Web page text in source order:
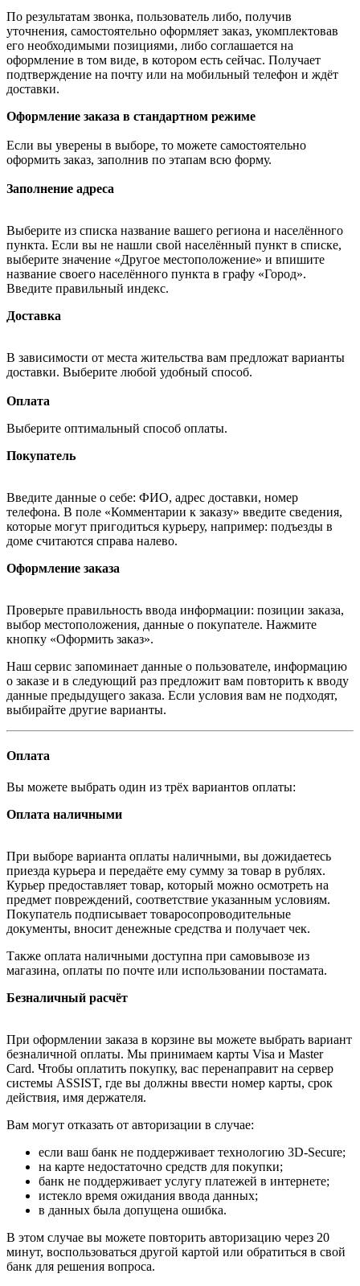
По результатам звонка, пользователь либо, получив
уточнения, самостоятельно оформляет заказ, укомплектовав
его необходимыми позициями, либо соглашается на
оформление в том виде, в котором есть сейчас. Получает
подтверждение на почту или на мобильный телефон и ждёт
доставки.
Оформление заказа в стандартном режиме
Если вы уверены в выборе, то можете самостоятельно
оформить заказ, заполнив по этапам всю форму.
Заполнение адреса
Выберите из списка название вашего региона и населённого
пункта. Если вы не нашли свой населённый пункт в списке,
выберите значение «Другое местоположение» и впишите
название своего населённого пункта в графу «Город».
Введите правильный индекс.
Доставка
В зависимости от места жительства вам предложат варианты
доставки. Выберите любой удобный способ.
Оплата
Выберите оптимальный способ оплаты.
Покупатель
Введите данные о себе: ФИО, адрес доставки, номер
телефона. В поле «Комментарии к заказу» введите сведения,
которые могут пригодиться курьеру, например: подъезды в
доме считаются справа налево.
Оформление заказа
Проверьте правильность ввода информации: позиции заказа,
выбор местоположения, данные о покупателе. Нажмите
кнопку «Оформить заказ».
Наш сервис запоминает данные о пользователе, информацию
о заказе и в следующий раз предложит вам повторить к вводу
данные предыдущего заказа. Если условия вам не подходят,
выбирайте другие варианты.
Оплата
Вы можете выбрать один из трёх вариантов оплаты:
Оплата наличными
При выборе варианта оплаты наличными, вы дожидаетесь
приезда курьера и передаёте ему сумму за товар в рублях.
Курьер предоставляет товар, который можно осмотреть на
предмет повреждений, соответствие указанным условиям.
Покупатель подписывает товаросопроводительные
документы, вносит денежные средства и получает чек.
Также оплата наличными доступна при самовывозе из
магазина, оплаты по почте или использовании постамата.
Безналичный расчёт
При оформлении заказа в корзине вы можете выбрать вариант
безналичной оплаты. Мы принимаем карты Visa и Master
Card. Чтобы оплатить покупку, вас перенаправит на сервер
системы ASSIST, где вы должны ввести номер карты, срок
действия, имя держателя.
Вам могут отказать от авторизации в случае:
если ваш банк не поддерживает технологию 3D-Secure;
на карте недостаточно средств для покупки;
банк не поддерживает услугу платежей в интернете;
истекло время ожидания ввода данных;
в данных была допущена ошибка.
В этом случае вы можете повторить авторизацию через 20
минут, воспользоваться другой картой или обратиться в свой
банк для решения вопроса.